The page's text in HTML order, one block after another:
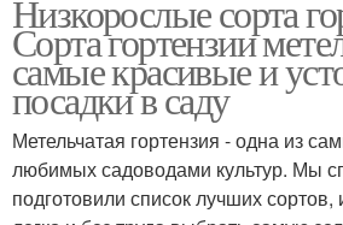
Низкорослые сорта
Сорта гортензии
самые красивые и
посадки в саду
Метельчатая гортензия - одна из
любимых садоводами культур. Мы
подготовили список лучших